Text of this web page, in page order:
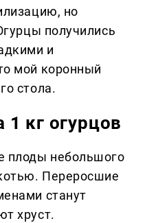
но
получились
и
мой коронный
стола.
кг огурцов
плоды небольшого
Переросшие
станут
хруст.